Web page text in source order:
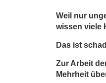
Weil nur
wissen viele
Das ist
Zur Arbeit
Mehrheit